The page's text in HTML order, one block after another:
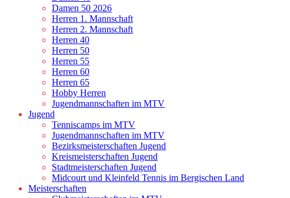
Damen 50 2026
Herren 1. Mannschaft
Herren 2. Mannschaft
Herren 40
Herren 50
Herren 55
Herren 60
Herren 65
Hobby Herren
Jugendmannschaften im MTV
Jugend
Tenniscamps im MTV
Jugendmannschaften im MTV
Bezirksmeisterschaften Jugend
Kreismeisterschaften Jugend
Stadtmeisterschaften Jugend
Midcourt und Kleinfeld Tennis im Bergischen Land
Meisterschaften